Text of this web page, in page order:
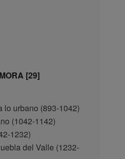
[29]
lo urbano (893-1042)
(1042-1142)
1232)
del Valle (1232-